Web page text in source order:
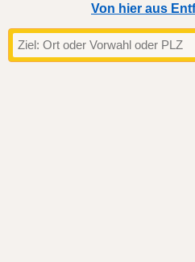
Von hier aus